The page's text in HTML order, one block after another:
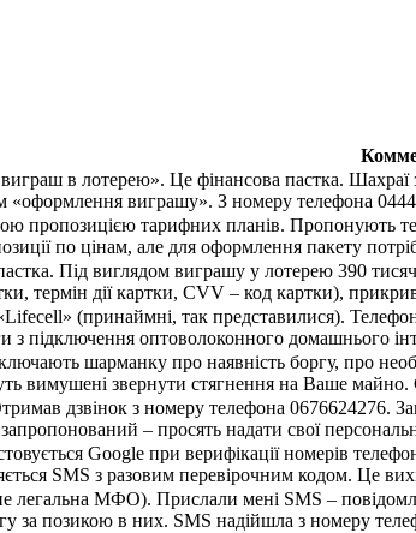
в лотерею». Це фінансова пастка.
«оформлення виграшу». З номеру телефона
пропозицією тарифних планів. Пропонують
по цінам, але для оформлення пакету
Під виглядом виграшу у лотерею 390
термін дії картки, CVV – код картки),
(принаймні, так представилися).
з підключення оптоволоконного домашнього
шарманку про наявність боргу, про
вимушені звернути стягнення на Ваше
дзвінок з номеру телефона 0676624276.
– просять надати свої
Google при верифікації номерів
SMS з разовим перевірочним кодом. Це
легальна МФО). Прислали мені SMS –
за позикою в них. SMS надійшла з номеру